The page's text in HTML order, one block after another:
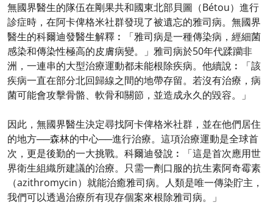
無國界醫生的隊伍在剛果共和國東北部貝圖（Bétou）進行
診症時，在阿卡俾格米社群發現了被遺忘的雅司病。無國界
醫生的科爾迪發醫生解釋︰「雅司病是一種傳染病，經細菌
感染和傳染性極高的皮膚病變。」雅司病於50年代蹂躪非
洲，一連串的大型治療運動都未能根除疾病。他續說︰「該
疾病一直在部分北回歸線之間的地帶存留。若沒有治療，病
菌可能會攻擊骨骼、軟骨和關節，並造成永久的毀容。」
因此，無國界醫生決定尋找阿卡俾格米社群，並在他們居住
的地方──森林的中心──進行治療。這項治療運動是全球首
次，更是後勤的一大挑戰。科爾迪發說︰「這是首次應用世
界衛生組織所建議的治療。只需一劑口服的抗生素阿奇霉素
（azithromycin）就能治癒雅司病。人類是唯一傳染貯主，
我們可以透過治療所有現存個案來根除雅司病。」